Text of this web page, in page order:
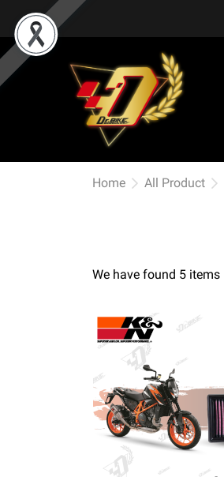
Home All Product
We have found 5 items